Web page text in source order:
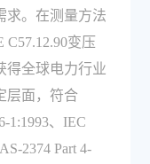
求。在测量方法
变压
得全球电力行业
层面，符合
1:1993、IEC
2374 Part 4-